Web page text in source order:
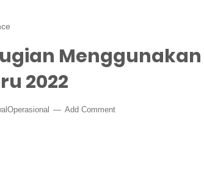
2022
Add Comment